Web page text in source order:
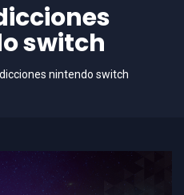
switch
nintendo switch